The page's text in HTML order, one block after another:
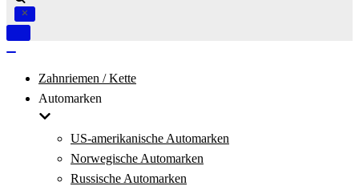
Navigation
Zahnriemen / Kette
Automarken
US-amerikanische Automarken
Norwegische Automarken
Russische Automarken